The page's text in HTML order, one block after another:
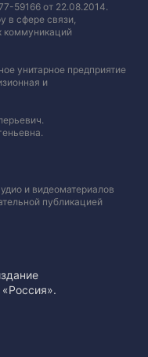
59166 от 22.08.2014.
в сфере связи,
коммуникаций
унитарное предприятие
и
и видеоматериалов
публикацией